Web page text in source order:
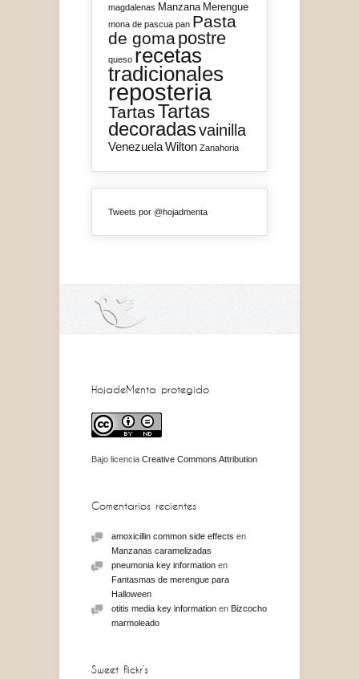
magdalenas Manzana Merengue
mona de pascua pan Pasta
de gomapostre
queso recetas
tradicionales
reposteria
TartasTartas
decoradasvainilla
VenezuelaWilton Zanahoria
Tweets por @hojadmenta
HojadeMenta protegido
Bajo licencia Creative Commons Attribution
Comentarios recientes
amoxicillin common side effects en
Manzanas caramelizadas
pneumonia key information en
Fantasmas de merengue para
Halloween
otitis media key information en Bizcocho
marmoleado
Sweet flickr’s